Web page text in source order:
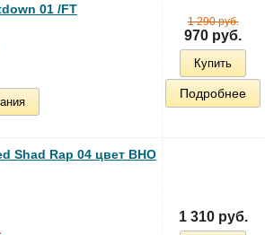
01 /FT
1 290 руб.
970 руб.
Купить
Подробнее
Shad Rap 04 цвет BHO
1 310 руб.